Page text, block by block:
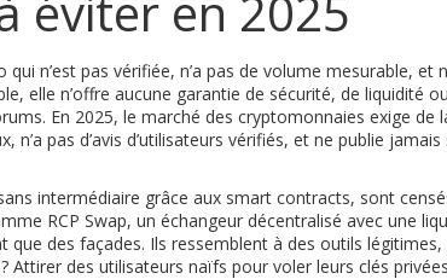
n’est pas vérifiée, n’a pas de volume mesurable, et
, elle n’offre aucune garantie de sécurité, de liquidité
En 2025, le marché des cryptomonnaies exige de
pas d’avis d’utilisateurs vérifiés, et ne publie
intermédiaire grâce aux smart contracts, sont
RCP Swap, un échangeur décentralisé avec une
que des façades. Ils ressemblent à des outils légitimes,
Attirer des utilisateurs naïfs pour voler leurs clés